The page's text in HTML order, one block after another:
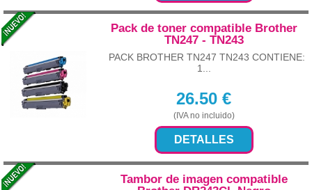
Pack de toner compatible Brother
TN247 - TN243
PACK BROTHER TN247 TN243 CONTIENE:
1...
26.50 €
(IVA no incluido)
DETALLES
Tambor de imagen compatible